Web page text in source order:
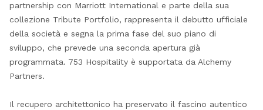
partnership con Marriott International e parte della sua
collezione Tribute Portfolio, rappresenta il debutto ufficiale
della società e segna la prima fase del suo piano di
sviluppo, che prevede una seconda apertura già
programmata. 753 Hospitality è supportata da Alchemy
Partners.
Il recupero architettonico ha preservato il fascino autentico